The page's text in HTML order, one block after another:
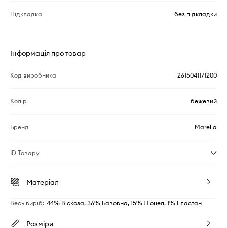
Підкладка без підкладки
Інформація про товар
Код виробника 2615041171200
Колір бежевий
Бренд Marella
ID Товару
Матеріал
Весь виріб: 44% Віскоза, 36% Бавовна, 15% Ліоцел, 1% Еластан
Розміри